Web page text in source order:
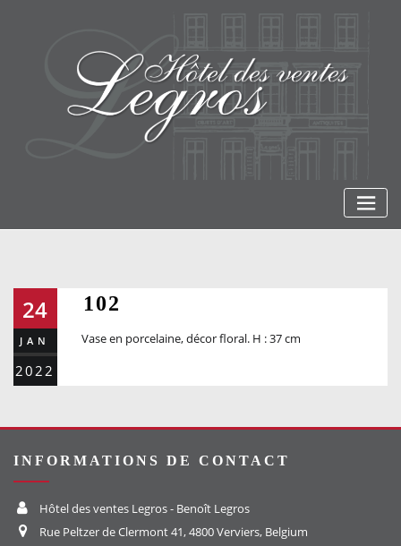
24
JAN
2022
102
Vase en porcelaine, décor floral. H : 37 cm
INFORMATIONS DE CONTACT
Hôtel des ventes Legros - Benoît Legros
Rue Peltzer de Clermont 41, 4800 Verviers, Belgium